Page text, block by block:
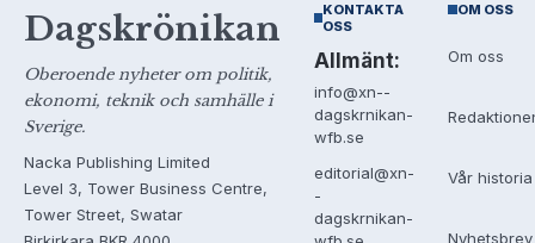
Dagskrönikan
Oberoende nyheter om politik,
ekonomi, teknik och samhälle i
Sverige.
Nacka Publishing Limited
Level 3, Tower Business Centre,
Tower Street, Swatar
KONTAKTA
OSS
Allmänt:
info@xn--
dagskrnikan-
wfb.se
editorial@xn-
-
dagskrnikan-
OM OSS
Om oss
Vår historia
Nyhetsbrev